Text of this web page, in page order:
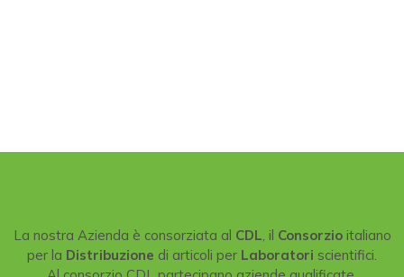
La nostra Azienda è consorziata al CDL , il Consorzioitaliano
per la Distribuzione di articoli per Laboratori scientifici.